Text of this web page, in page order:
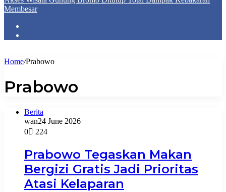
Membesar
Home/Prabowo
Prabowo
Berita
wan24 June 2026
0
224
Prabowo Tegaskan Makan
Bergizi Gratis Jadi Prioritas
Atasi Kelaparan